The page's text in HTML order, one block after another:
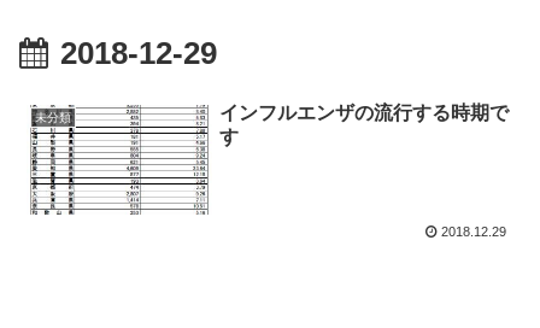
2018-12-29
未分類
インフルエンザの流行する時期で
す
2018.12.29